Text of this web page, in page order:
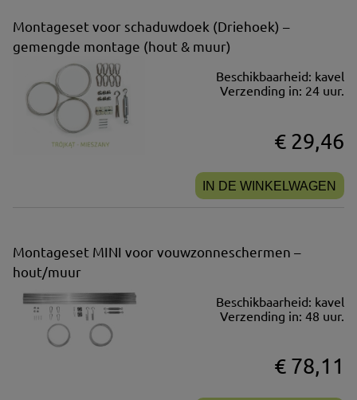
Montageset voor schaduwdoek (Driehoek) –
gemengde montage (hout & muur)
Beschikbaarheid: kavel
Verzending in: 24 uur.
€ 29,46
IN DE WINKELWAGEN
Montageset MINI voor vouwzonneschermen –
hout/muur
Beschikbaarheid: kavel
Verzending in: 48 uur.
€ 78,11